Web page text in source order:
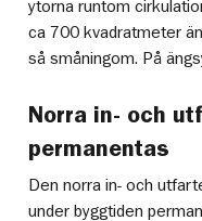
ytorna runtom
ca 700 kvadratmeter
så småningom. På
Norra in- och
permanentas
Den norra in- och
under byggtiden